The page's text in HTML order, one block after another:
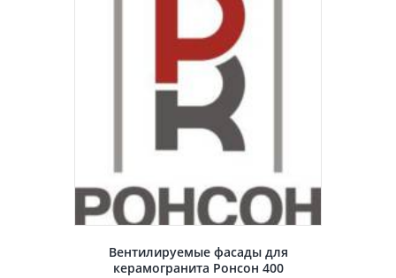
Вентилируемые фасады для
керамогранита Ронсон 400